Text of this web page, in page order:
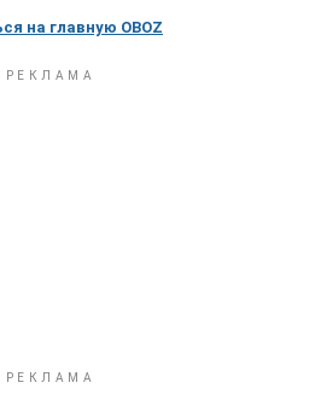
на главную OBOZ